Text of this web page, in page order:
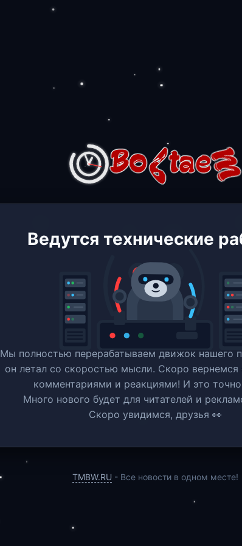
Ведутся технические
Мы полностью перерабатываем движок нашего
он летал со скоростью мысли. Скоро вернемся
комментариями и реакциями! И это точно
Много нового будет для читателей и
Скоро увидимся, друзья 👀
TMBW.RU - Все новости в одном месте!